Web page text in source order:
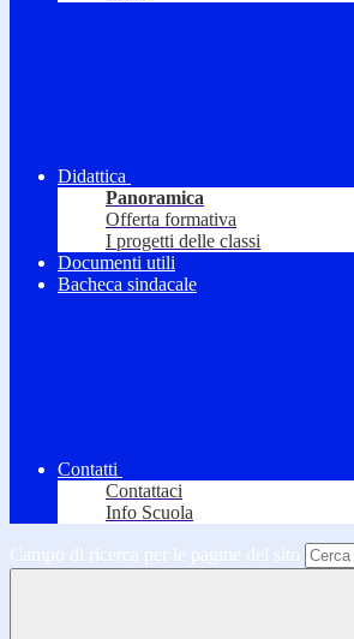
Didattica
Panoramica
Offerta formativa
I progetti delle classi
Documenti utili
Bacheca sindacale
Contatti
Contattaci
Info Scuola
Campo di ricerca per le pagine del sito